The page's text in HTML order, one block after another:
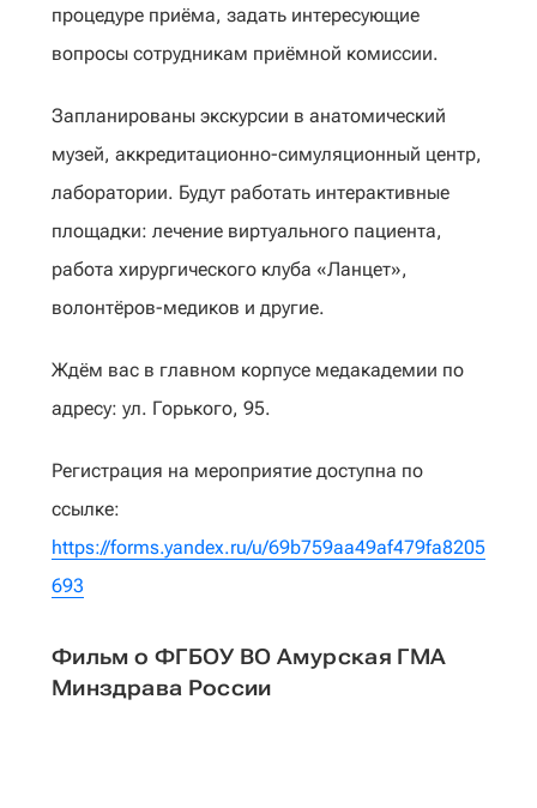
процедуре приёма, задать интересующие
вопросы сотрудникам приёмной комиссии.
Запланированы экскурсии в анатомический
музей, аккредитационно-симуляционный центр,
лаборатории. Будут работать интерактивные
площадки: лечение виртуального пациента,
работа хирургического клуба «Ланцет»,
волонтёров-медиков и другие.
Ждём вас в главном корпусе медакадемии по
адресу: ул. Горького, 95.
Регистрация на мероприятие доступна по
ссылке:
https://forms.yandex.ru/u/69b759aa49af479fa8205
693
Фильм о ФГБОУ ВО Амурская ГМА
Минздрава России